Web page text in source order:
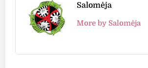
Salomėja
More by Salomėja